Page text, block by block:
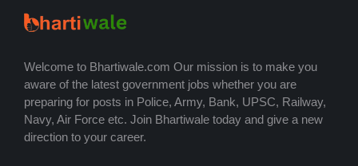
Welcome to Bhartiwale.com Our mission is to make you
aware of the latest government jobs whether you are
preparing for posts in Police, Army, Bank, UPSC, Railway,
Navy, Air Force etc. Join Bhartiwale today and give a new
direction to your career.